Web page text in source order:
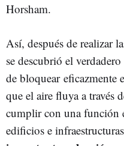
Horsham.
Así, después de realizar
se descubrió el
de bloquear eficazmente
que el aire fluya a través
cumplir con una función
edificios e